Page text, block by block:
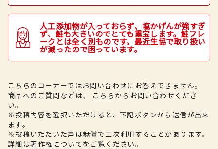
人工添加物が入っておらず、塩かげんが強すぎ
ず、鮭も大きいのでとても重宝します。鮭フレ
ークとは全く別ものです。最近生協で取り扱い
が減ったので困っています。
こちらのコーナーではお問い合わせにお答えできません。
商品へのご質問などは、
こちらからお問い合わせくださ
い。
※投稿内容を選択いただけると、下記ボタンから送信が出来
ます。
※投稿いただいた声は無償で二次利用することがあります。
詳細は著作権について をご覧ください。